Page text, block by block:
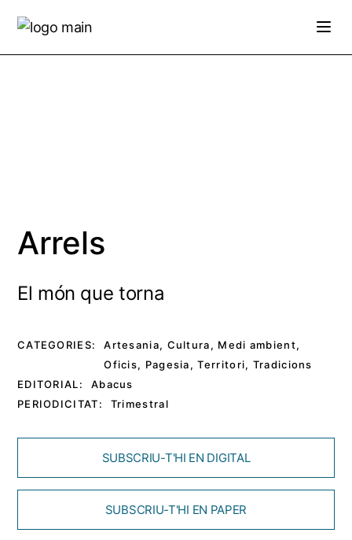
the
Arrels
El món que torna
CATEGORIES: Artesania, Cultura, Medi ambient,
Oficis, Pagesia,Territori, Tradicions
EDITORIAL:
Abacus
PERIODICITAT:
Trimestral
SUBSCRIU-T'HI EN DIGITAL
SUBSCRIU-T'HI EN PAPER